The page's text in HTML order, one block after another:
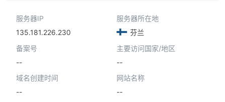
服务器IP
135.181.226.230
服务器所在地
芬兰
备案号
--
主要访问国家/地区
--
域名创建时间
--
网站名称
--